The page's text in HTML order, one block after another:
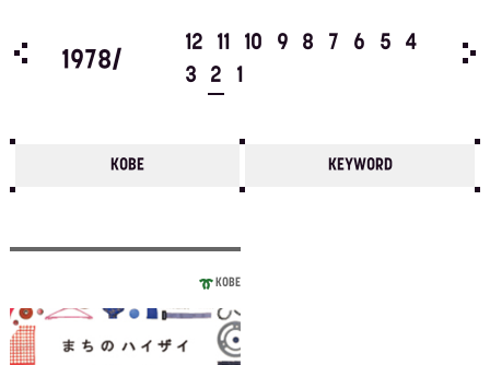
4
1978/
12 11 10 9 8 7 6 5
4
3
2 1
KOBE KEYWORD
KOBE